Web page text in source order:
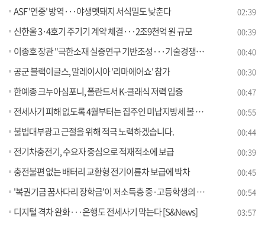
ASF '연중' 방역···야생멧돼지 서식밀도 낮춘다 02:39
신한울 3·4호기 주기기 계약 체결···2조9천억 원 규모 00:39
이종호 장관 "극한소재 실증연구 기반조성···기술경쟁력 교두보" 00:40
공군 블랙이글스, 말레이시아 '리마에어쇼' 참가 00:30
한예종 크누아심포니, 폴란드서 K-클래식 저력 입증 00:47
전세사기 피해 없도록 4월부터는 집주인 미납지방세 볼 수 있다 00:55
불법대부광고 근절을 위해 적극 노력하겠습니다. 00:44
전기차충전기, 수요자 중심으로 적재적소에 보급 00:39
충전불편 없는 배터리 교환형 전기이륜차 보급에 박차 00:45
'복권기금 꿈사다리 장학금'이 저소득층 중·고등학생의 꿈을 지원합니다 00:54
디지털 격차 완화···은행도 전세사기 막는다 [S&News] 03:57